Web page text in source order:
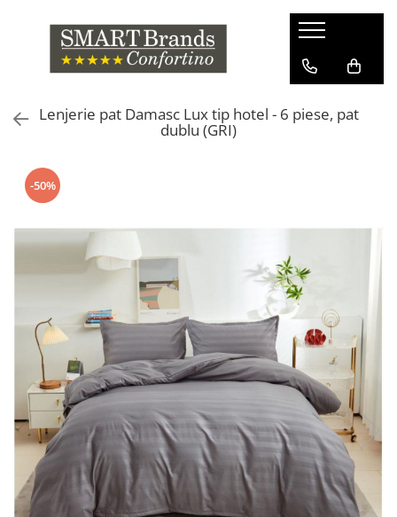
Lenjerie pat Damasc Lux tip hotel - 6 piese, pat
dublu (GRI)
-50%